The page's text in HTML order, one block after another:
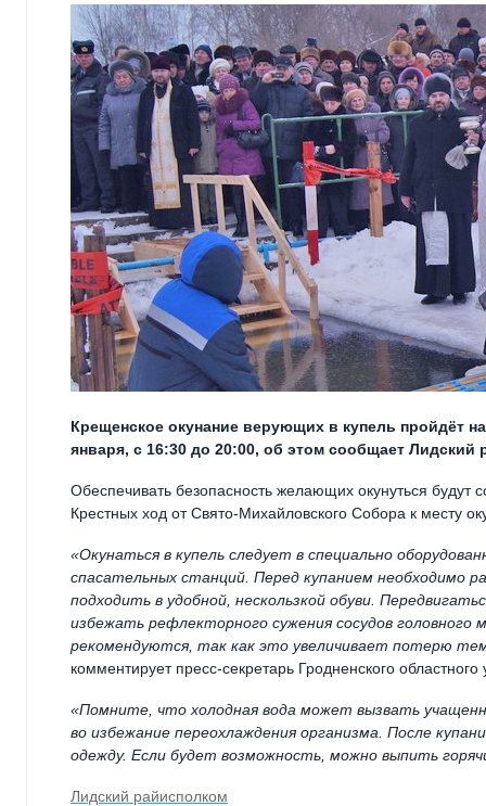
Крещенское окунание верующих в купель пройдёт
января, с 16:30 до 20:00, об этом сообщает Лидский
Обеспечивать безопасность желающих окунуться будут
Крестных ход от Свято-Михайловского Собора к месту
«Окунаться в купель следует в специально
спасательных станций. Перед купанием необходимо
подходить в удобной, нескользкой обуви.
избежать рефлекторного сужения сосудов головного
рекомендуются, так как это увеличивает потерю
комментирует пресс-секретарь Гродненского
«Помните, что холодная вода может вызвать
во избежание переохлаждения организма. После
одежду. Если будет возможность, можно выпить
Лидский райисполком